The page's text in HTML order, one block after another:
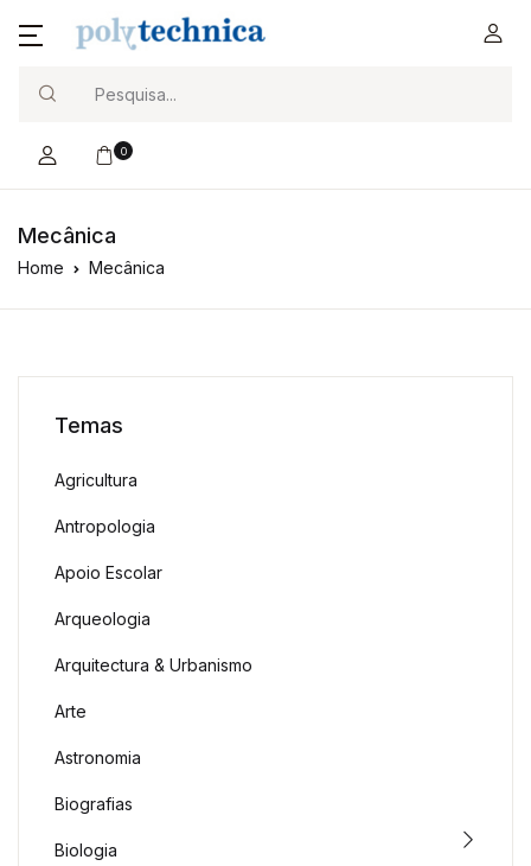
0
Mecânica
Home Mecânica
Temas
Agricultura
Antropologia
Apoio Escolar
Arqueologia
Arquitectura & Urbanismo
Arte
Astronomia
Biografias
Biologia